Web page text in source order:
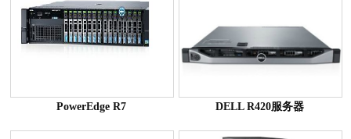
PowerEdge R7 DELL R420服务器